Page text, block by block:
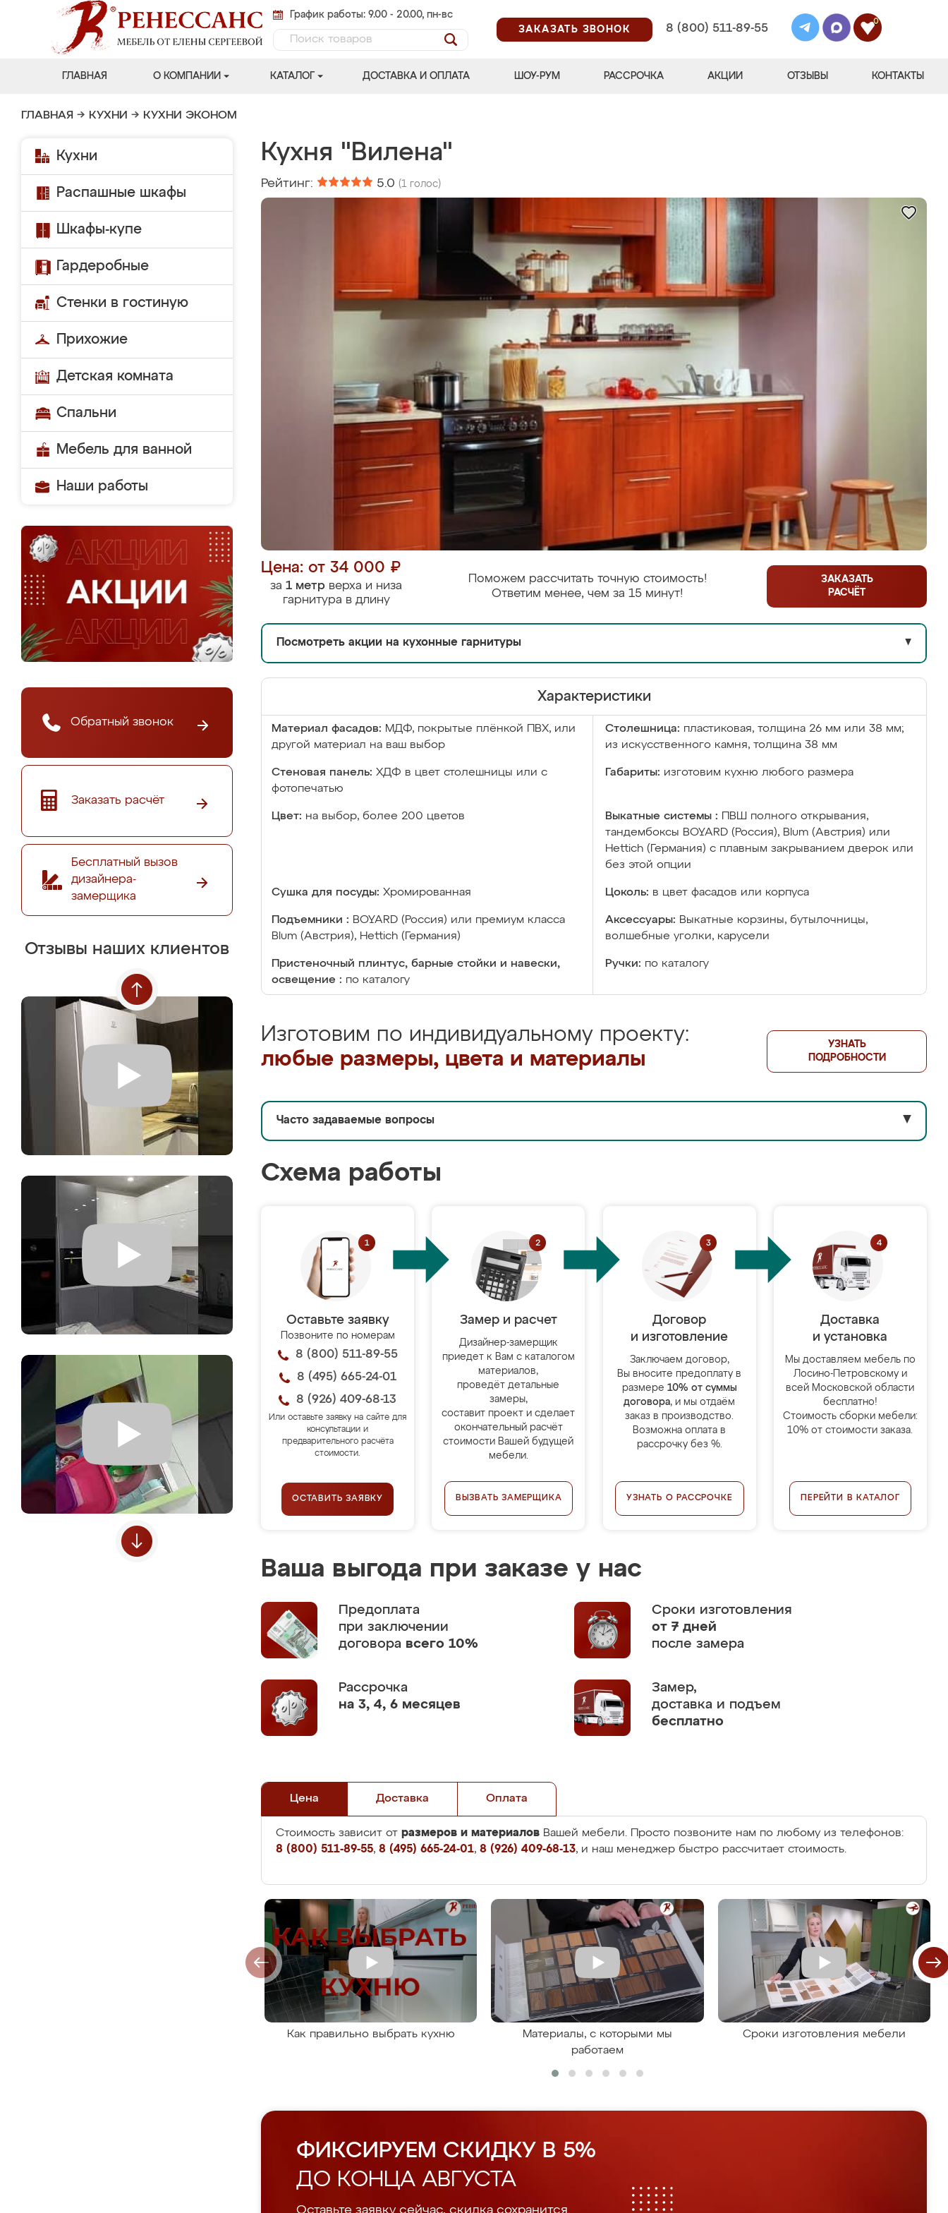
График работы: 9.00 - 20.00, пн-вс
ЗАКАЗАТЬ ЗВОНОК
8 (800) 511-89-55
0
ГЛАВНАЯ О КОМПАНИИ КАТАЛОГ ДОСТАВКА И ОПЛАТА ШОУ-РУМ РАССРОЧКА АКЦИИ ОТЗЫВЫ КОНТАКТЫ
ГЛАВНАЯ → КУХНИ → КУХНИ ЭКОНОМ
Кухни
Распашные шкафы
Шкафы-купе
Гардеробные
Стенки в гостиную
Прихожие
Детская комната
Спальни
Мебель для ванной
Наши работы
Обратный звонок
Заказать расчёт
Бесплатный вызов
дизайнера-
замерщика
Отзывы наших клиентов
Кухня "Вилена"
Рейтинг: 5.0 (1 голос)
Цена: от 34 000 ₽
за 1 метр верха и низа
гарнитура в длину
Поможем рассчитать точную стоимость!
Ответим менее, чем за 15 минут!
ЗАКАЗАТЬ
РАСЧЁТ
Посмотреть акции на кухонные гарнитуры ▼
Характеристики
Материал фасадов: МДФ, покрытые плёнкой ПВХ, или
другой материал на ваш выбор
Столешница: пластиковая, толщина 26 мм или 38 мм;
из искусственного камня, толщина 38 мм
Стеновая панель: ХДФ в цвет столешницы или с
фотопечатью
Габариты: изготовим кухню любого размера
Цвет: на выбор, более 200 цветов Выкатные системы :
ПВШ полного открывания,
тандембоксы BOYARD (Россия), Blum (Австрия) или
Hettich (Германия) с плавным закрыванием дверок или
без этой опции
Сушка для посуды: Хромированная Цоколь: в цвет фасадов или корпуса
Подъемники : BOYARD (Россия) или премиум класса
Blum (Австрия), Hettich (Германия)
Аксессуары: Выкатные корзины, бутылочницы,
волшебные уголки, карусели
Пристеночный плинтус, барные стойки и навески,
освещение : по каталогу
Ручки: по каталогу
Изготовим по индивидуальному проекту:
любые размеры, цвета и материалы
УЗНАТЬ
ПОДРОБНОСТИ
Часто задаваемые вопросы ▼
Схема работы
Оставьте заявку
Позвоните по номерам
8 (800) 511-89-55
8 (495) 665-24-01
8 (926) 409-68-13
Или оставьте заявку на сайте для
консультации и
предварительного расчёта
стоимости.
ОСТАВИТЬ ЗАЯВКУ
Замер и расчет
Дизайнер-замерщик
приедет к Вам с каталогом
материалов,
проведёт детальные
замеры,
составит проект и сделает
окончательный расчёт
стоимости Вашей будущей
мебели.
ВЫЗВАТЬ ЗАМЕРЩИКА
Договор
и изготовление
Заключаем договор,
Вы вносите предоплату в
размере 10% от суммы
договора, и мы отдаём
заказ в производство.
Возможна оплата в
рассрочку без %.
УЗНАТЬ О РАССРОЧКЕ
Доставка
и установка
Мы доставляем мебель по
Лосино-Петровскому и
всей Московской области
бесплатно!
Стоимость сборки мебели:
10% от стоимости заказа.
ПЕРЕЙТИ В КАТАЛОГ
Ваша выгода при заказе у нас
Предоплата
при заключении
договора всего 10%
Сроки изготовления
от 7 дней
после замера
Рассрочка
на 3, 4, 6 месяцев
Замер,
доставка и подъем
бесплатно
Цена Доставка Оплата
Стоимость зависит от размеров и материалов Вашей мебели. Просто позвоните нам по любому из телефонов:
8 (800) 511-89-55, 8 (495) 665-24-01, 8 (926) 409-68-13, и наш менеджер быстро рассчитает стоимость.
Как правильно выбрать кухню
Материалы, с которыми мы
работаем
Сроки изготовления мебели
ФИКСИРУЕМ СКИДКУ В 5%
ДО КОНЦА АВГУСТА
Оставьте заявку сейчас, скидка сохранится.